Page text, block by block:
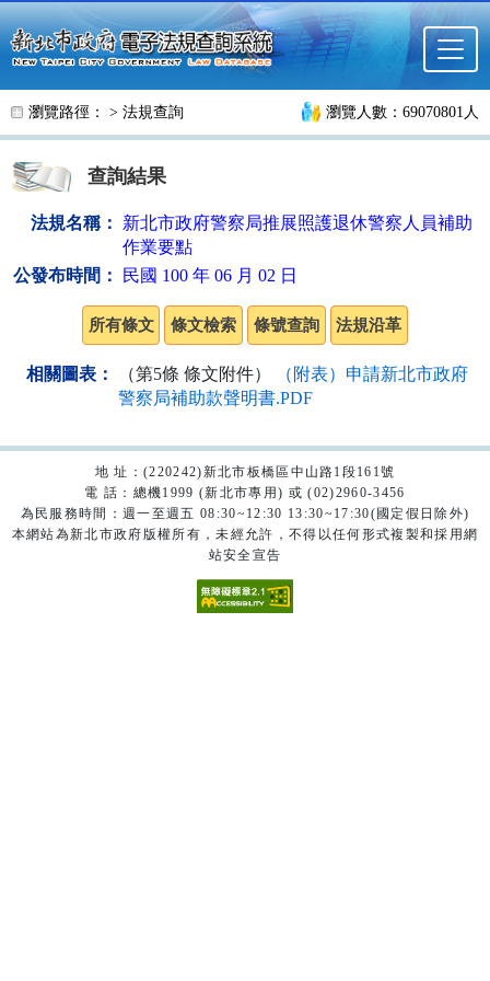
跳至主要內容
瀏覽路徑： > 法規查詢 瀏覽人數：69070801人
查詢結果
法規名稱：
新北市政府警察局推展照護退休警察人員補助
作業要點
公發布時間：
民國 100 年 06 月 02 日
相關圖表： （第5條 條文附件）
（附表）申請新北市政府
警察局補助款聲明書.PDF
地 址：(220242)新北市板橋區中山路1段161號
電 話：總機1999 (新北市專用) 或 (02)2960-3456
為民服務時間：週一至週五 08:30~12:30 13:30~17:30(國定假日除外)
本網站為新北市政府版權所有，未經允許，不得以任何形式複製和採用網
站安全宣告